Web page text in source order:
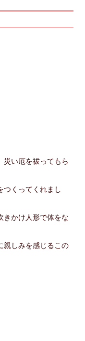
い厄を祓ってもら
つくってくれまし
きかけ人形で体をな
親しみを感じるこの